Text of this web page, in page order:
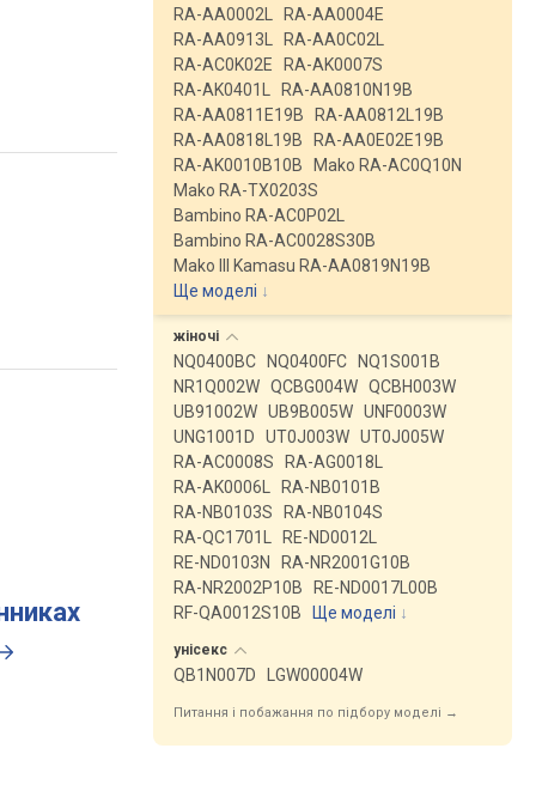
RA-AA0002L
RA-AA0004E
RA-AA0913L
RA-AA0C02L
RA-AC0K02E
RA-AK0007S
RA-AK0401L
RA-AA0810N19B
RA-AA0811E19B
RA-AA0812L19B
RA-AA0818L19B
RA-AA0E02E19B
RA-AK0010B10B
Mako RA-AC0Q10N
Mako RA-TX0203S
Bambino RA-AC0P02L
Bambino RA-AC0028S30B
Mako III Kamasu RA-AA0819N19B
Ще моделі ↓
жіночі
NQ0400BC NQ0400FC
NQ1S001B
NR1Q002W QCBG004W QCBH003W
UB91002W UB9B005W UNF0003W
UNG1001D
UT0J003W UT0J005W
RA-AC0008S
RA-AG0018L
RA-AK0006L
RA-NB0101B
RA-NB0103S
RA-NB0104S
RA-QC1701L
RE-ND0012L
RE-ND0103N
RA-NR2001G10B
RA-NR2002P10B
RE-ND0017L00B
RF-QA0012S10B
Ще моделі ↓
унісекс
QB1N007D LGW00004W
Питання і побажання по підбору моделі →